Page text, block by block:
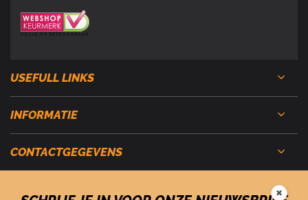
USEFULL LINKS
INFORMATIE
CONTACTGEGEVENS
✖